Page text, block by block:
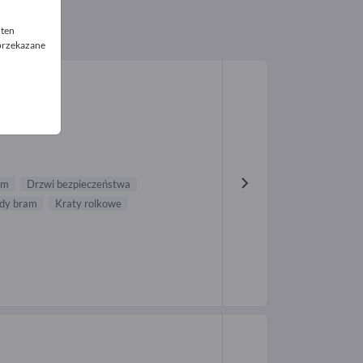
Drzwi bezpieczeństwa
bram
Kraty rolkowe